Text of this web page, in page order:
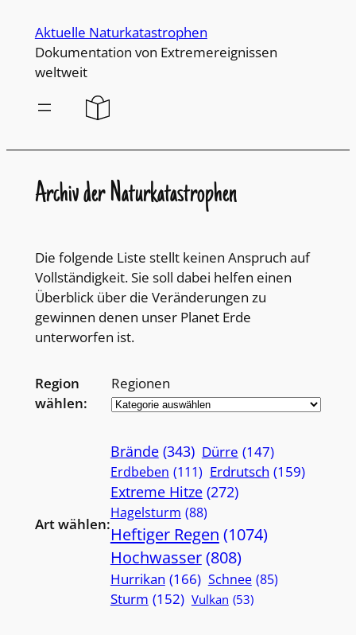
Inhalt
wechseln
Aktuelle Naturkatastrophen
Dokumentation von Extremereignissen
weltweit
Archiv der Naturkatastrophen
Die folgende Liste stellt keinen Anspruch auf
Vollständigkeit. Sie soll dabei helfen einen
Überblick über die Veränderungen zu
gewinnen denen unser Planet Erde
unterworfen ist.
Region
wählen:
Regionen
Art wählen:
Brände (343) Dürre (147)
Erdbeben (111) Erdrutsch (159)
Extreme Hitze (272)
Hagelsturm (88)
Heftiger Regen (1074)
Hochwasser(808)
Hurrikan (166) Schnee (85)
Sturm (152) Vulkan (53)